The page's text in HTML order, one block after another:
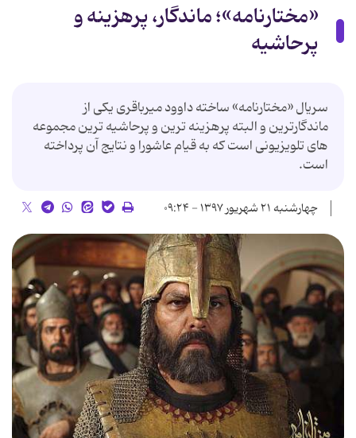
«مختارنامه»؛ ماندگار، پرهزینه و
پرحاشیه
سریال «مختارنامه» ساخته داوود میرباقری یکی از
ماندگارترین و البته پرهزینه ترین و پرحاشیه ترین مجموعه
های تلویزیونی است که به قیام عاشورا و نتایج آن پرداخته
است.
چهارشنبه ۲۱ شهریور ۱۳۹۷ - ۰۹:۲۴